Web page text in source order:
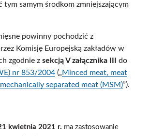
tym samym środkom zmniejszającym
powinny pochodzić z
Komisję Europejską zakładów w
zgodnie z sekcją V załącznika III
do
nr 853/2004 („Minced meat, meat
separated meat (MSM)”).
kwietnia 2021 r. ma zastosowanie